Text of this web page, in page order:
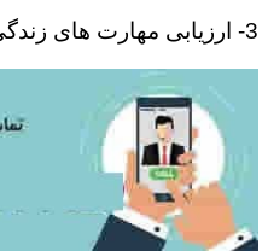
3- ارزیابی مهارت های زندگی مشترک نامزدها